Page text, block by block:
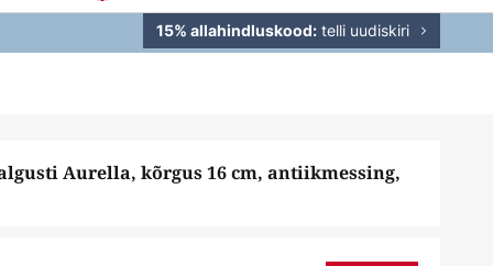
15% allahindluskood: telli uudiskiri
Aurella, kõrgus 16 cm, antiikmessing,